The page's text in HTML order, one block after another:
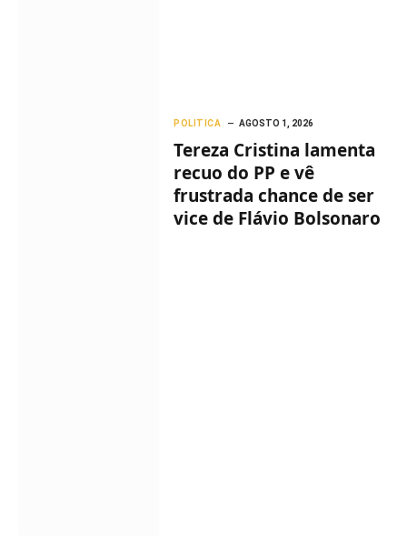
POLITICA AGOSTO 1, 2026
Tereza Cristina lamenta
recuo do PP e vê
frustrada chance de ser
vice de Flávio Bolsonaro